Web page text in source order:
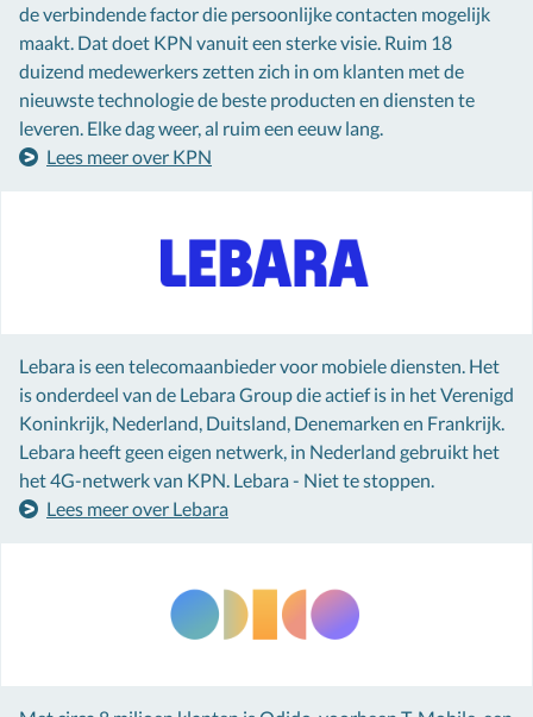
de verbindende factor die persoonlijke contacten mogelijk
maakt. Dat doet KPN vanuit een sterke visie. Ruim 18
duizend medewerkers zetten zich in om klanten met de
nieuwste technologie de beste producten en diensten te
leveren. Elke dag weer, al ruim een eeuw lang.
Lees meer over KPN
Lebara is een telecomaanbieder voor mobiele diensten. Het
is onderdeel van de Lebara Group die actief is in het Verenigd
Koninkrijk, Nederland, Duitsland, Denemarken en Frankrijk.
Lebara heeft geen eigen netwerk, in Nederland gebruikt het
het 4G-netwerk van KPN. Lebara - Niet te stoppen.
Lees meer over Lebara